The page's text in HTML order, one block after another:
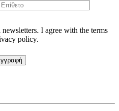
I agree with the terms
policy.